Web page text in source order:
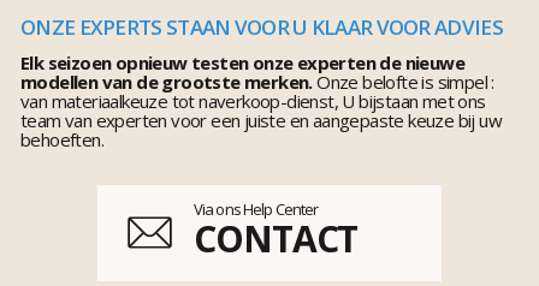
ONZE EXPERTS STAAN VOOR U KLAAR VOOR ADVIES
Elk seizoen opnieuw testen onze experten de nieuwe
modellen van de grootste merken.Onze belofte is simpel :
van materiaalkeuze tot naverkoop-dienst, U bijstaan met ons
team van experten voor een juiste en aangepaste keuze bij uw
behoeften.
Via ons Help Center
CONTACT